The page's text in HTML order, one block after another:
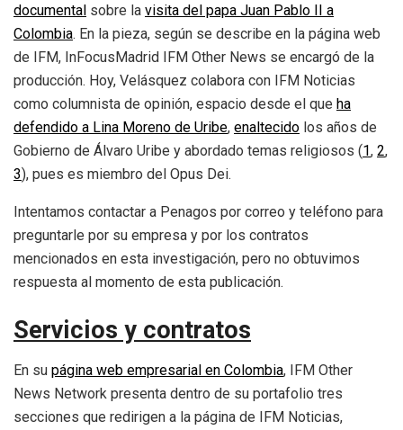
documental sobre la visita del papa Juan Pablo II a
Colombia. En la pieza, según se describe en la página web
de IFM, InFocusMadrid IFM Other News se encargó de la
producción. Hoy, Velásquez colabora con IFM Noticias
como columnista de opinión, espacio desde el que ha
defendido a Lina Moreno de Uribe, enaltecido los años de
Gobierno de Álvaro Uribe y abordado temas religiosos (1, 2,
3), pues es miembro del Opus Dei.
Intentamos contactar a Penagos por correo y teléfono para
preguntarle por su empresa y por los contratos
mencionados en esta investigación, pero no obtuvimos
respuesta al momento de esta publicación.
Servicios y contratos
En su página web empresarial en Colombia, IFM Other
News Network presenta dentro de su portafolio tres
secciones que redirigen a la página de IFM Noticias,